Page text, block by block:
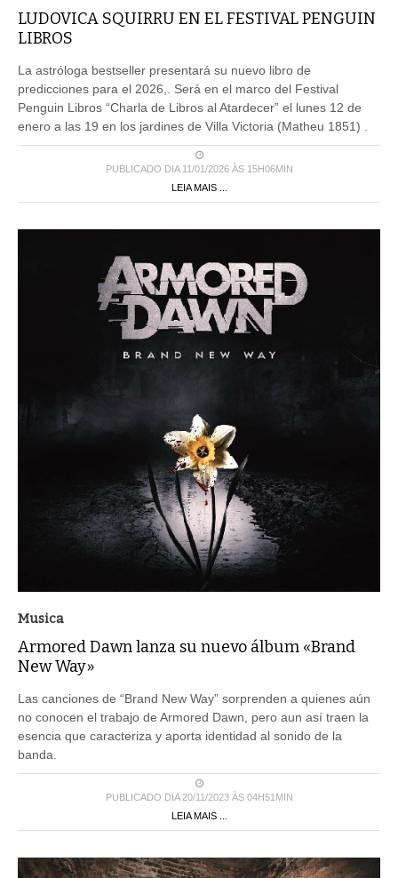
LUDOVICA SQUIRRU EN EL FESTIVAL PENGUIN
LIBROS
La astróloga bestseller presentará su nuevo libro de
predicciones para el 2026,. Será en el marco del Festival
Penguin Libros “Charla de Libros al Atardecer” el lunes 12 de
enero a las 19 en los jardines de Villa Victoria (Matheu 1851) .
PUBLICADO DIA 11/01/2026 ÀS 15H06MIN
LEIA MAIS ...
Musica
Armored Dawn lanza su nuevo álbum «Brand
New Way»
Las canciones de “Brand New Way” sorprenden a quienes aún
no conocen el trabajo de Armored Dawn, pero aun así traen la
esencia que caracteriza y aporta identidad al sonido de la
banda.
PUBLICADO DIA 20/11/2023 ÀS 04H51MIN
LEIA MAIS ...